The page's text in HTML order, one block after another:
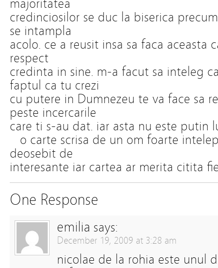
majoritatea
credinciosilor se duc la biserica
se intampla
acolo. ce a reusit insa sa faca aceasta
respect
credinta in sine. m-a facut sa inteleg
faptul ca tu crezi
cu putere in Dumnezeu te va face sa
peste incercarile
care ti s-au dat. iar asta nu este putin
o carte scrisa de un om foarte
deosebit de
interesante iar cartea ar merita citita
One Response
emilia says:
December 19, 2009 at 3:28 am
nicolae de la rohia este unul